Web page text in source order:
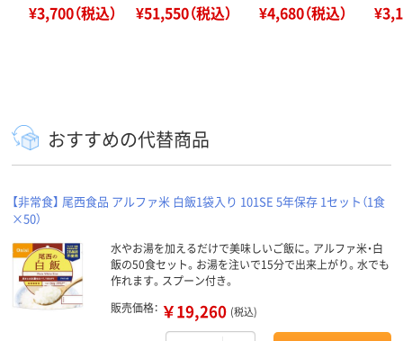
¥3,700（税込） ¥51,550（税込） ¥4,680（税込）
おすすめの代替商品
【非常食】 尾西食品 アルファ米 白飯1袋入り 101SE 5年保存 1セット（1食
×50）
水やお湯を加えるだけで美味しいご飯に。アルファ米・白
飯の50食セット。お湯を注いで15分で出来上がり。水でも
作れます。スプーン付き。
販売価格： ￥19,260 (税込)